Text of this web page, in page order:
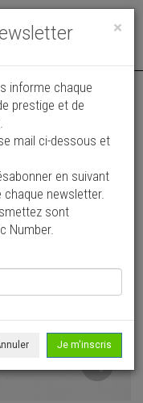
Toggle
y a 2 jours )
×
informe chaque
prestige et de
mail ci-dessous et
en suivant
newsletter.
sont
Number.
Je m'inscris